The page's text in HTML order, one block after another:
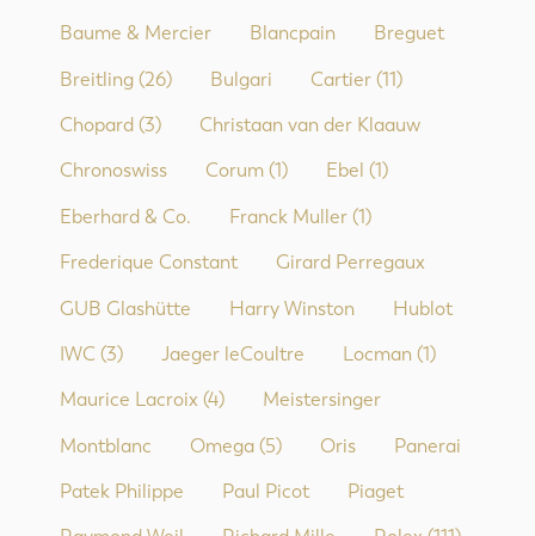
Baume & Mercier Blancpain Breguet
Breitling (26) Bulgari Cartier (11)
Chopard (3) Christaan van der Klaauw
Chronoswiss Corum (1) Ebel (1)
Eberhard & Co. Franck Muller (1)
Frederique Constant Girard Perregaux
GUB Glashütte Harry Winston Hublot
IWC (3) Jaeger leCoultre Locman (1)
Maurice Lacroix (4) Meistersinger
Montblanc Omega (5) Oris Panerai
Patek Philippe Paul Picot Piaget